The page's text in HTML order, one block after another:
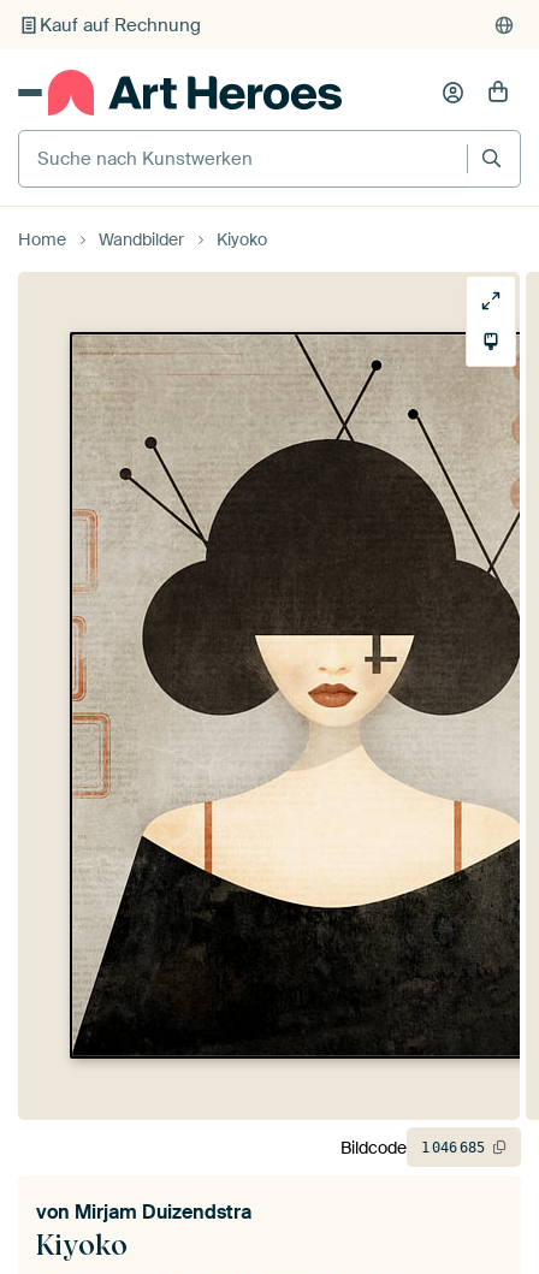
Individueller Druck auf Bestellung
Suche nach Kunstwerken
Home Wandbilder Kiyoko
Kiyoko
von Mirjam Duizendstra
Bildcode 1046685